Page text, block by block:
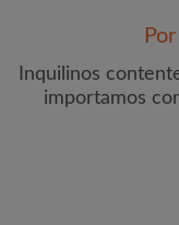
Inquilinos
importamos